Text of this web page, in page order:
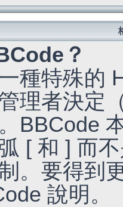
？
種特殊的
理者決定
BBCode
[ 和 ] 而
。要得到
說明。